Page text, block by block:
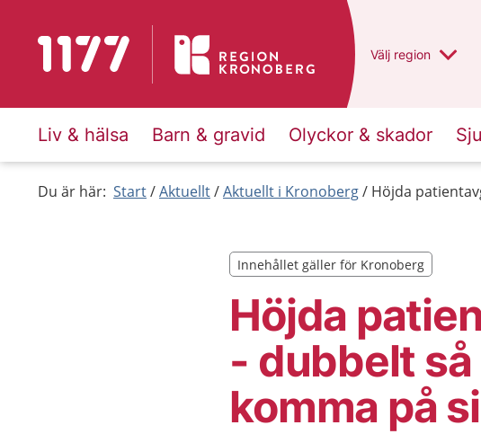
Till startsidan för 1177 Du har valt region
Välj en annan
region
Liv & hälsa Barn & gravid Olyckor & skador
Du är här: Start Aktuellt Aktuellt i Kronoberg Höjda
Höjda
- dubbelt
komma på
Innehållet gäller för Kronoberg
Innehållet gäller för Kronoberg